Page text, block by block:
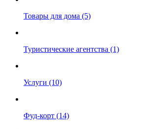
Товары для дома (5)
Туристические агентства (1)
Услуги (10)
Фуд-корт (14)